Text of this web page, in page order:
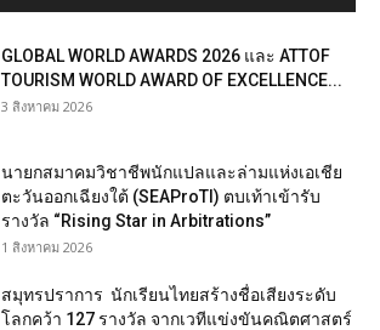
GLOBAL WORLD AWARDS 2026 และ ATTOF
TOURISM WORLD AWARD OF EXCELLENCE...
3 สิงหาคม 2026
นายกสมาคมวิชาชีพนักแปลและล่ามแห่งเอเชีย
ตะวันออกเฉียงใต้ (SEAProTI) ตบเท้าเข้ารับ
รางวัล “Rising Star in Arbitrations”
1 สิงหาคม 2026
สมุทรปราการ นักเรียนไทยสร้างชื่อเสียงระดับ
โลกคว้า 127 รางวัล จากเวทีแข่งขันคณิตศาสตร์